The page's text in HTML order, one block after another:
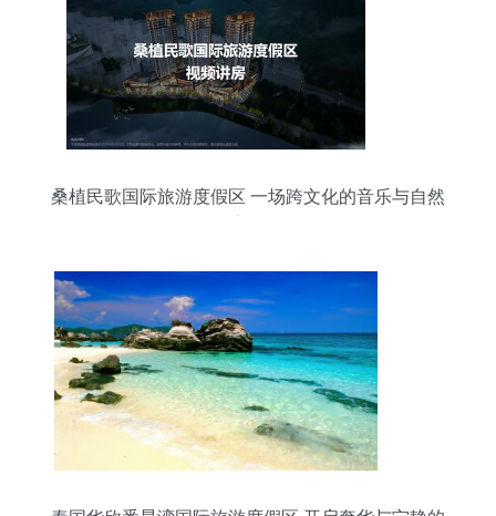
桑植民歌国际旅游度假区 一场跨文化的音乐与自然